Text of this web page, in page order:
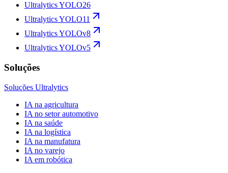
Ultralytics YOLO26
Ultralytics YOLO11
Ultralytics YOLOv8
Ultralytics YOLOv5
Soluções
Soluções Ultralytics
IA na agricultura
IA no setor automotivo
IA na saúde
IA na logística
IA na manufatura
IA no varejo
IA em robótica